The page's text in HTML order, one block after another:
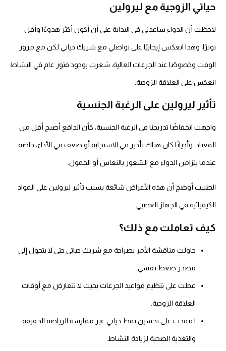
الزوجية مع ليرولين
أن الدواء ساعدني في البداية على أن أكون أكثر هدوءًا وأقل
وهذا انعكس إيجابيًا على تواصلي مع شريك حياتي لكن مع مرور
وخصوصًا عند الجرعات العالية، شعرت بوجود فتور عام في النشاط
على العلاقة الزوجية.
ليرولين على الرغبة الجنسية
انخفاضًا تدريجيًا في الرغبة الجنسية، كأن الدافع أصبح أقل من
وأحيانًا كان هناك تأخير في الاستجابة أو ضعف في الأداء، خاصة
يتزامن الدواء مع الشعور بالنعاس أو الخمول.
أوضح أن هذه الأعراض شائعة بسبب تأثير ليرولين على المواد
في الجهاز العصبي.
تعاملت مع ذلك؟
حاولت مناقشة الأمر بصراحة مع شريك حياتي حتى لا يتحول إلى
مصدر ضغط نفسي.
عملت على تنظيم مواعيد الجرعات بحيث لا تتعارض مع أوقات
العلاقة الزوجية.
اعتمدت على تحسين نمط حياتي عبر ممارسة الرياضة الخفيفة
والتغذية الصحية لزيادة النشاط.